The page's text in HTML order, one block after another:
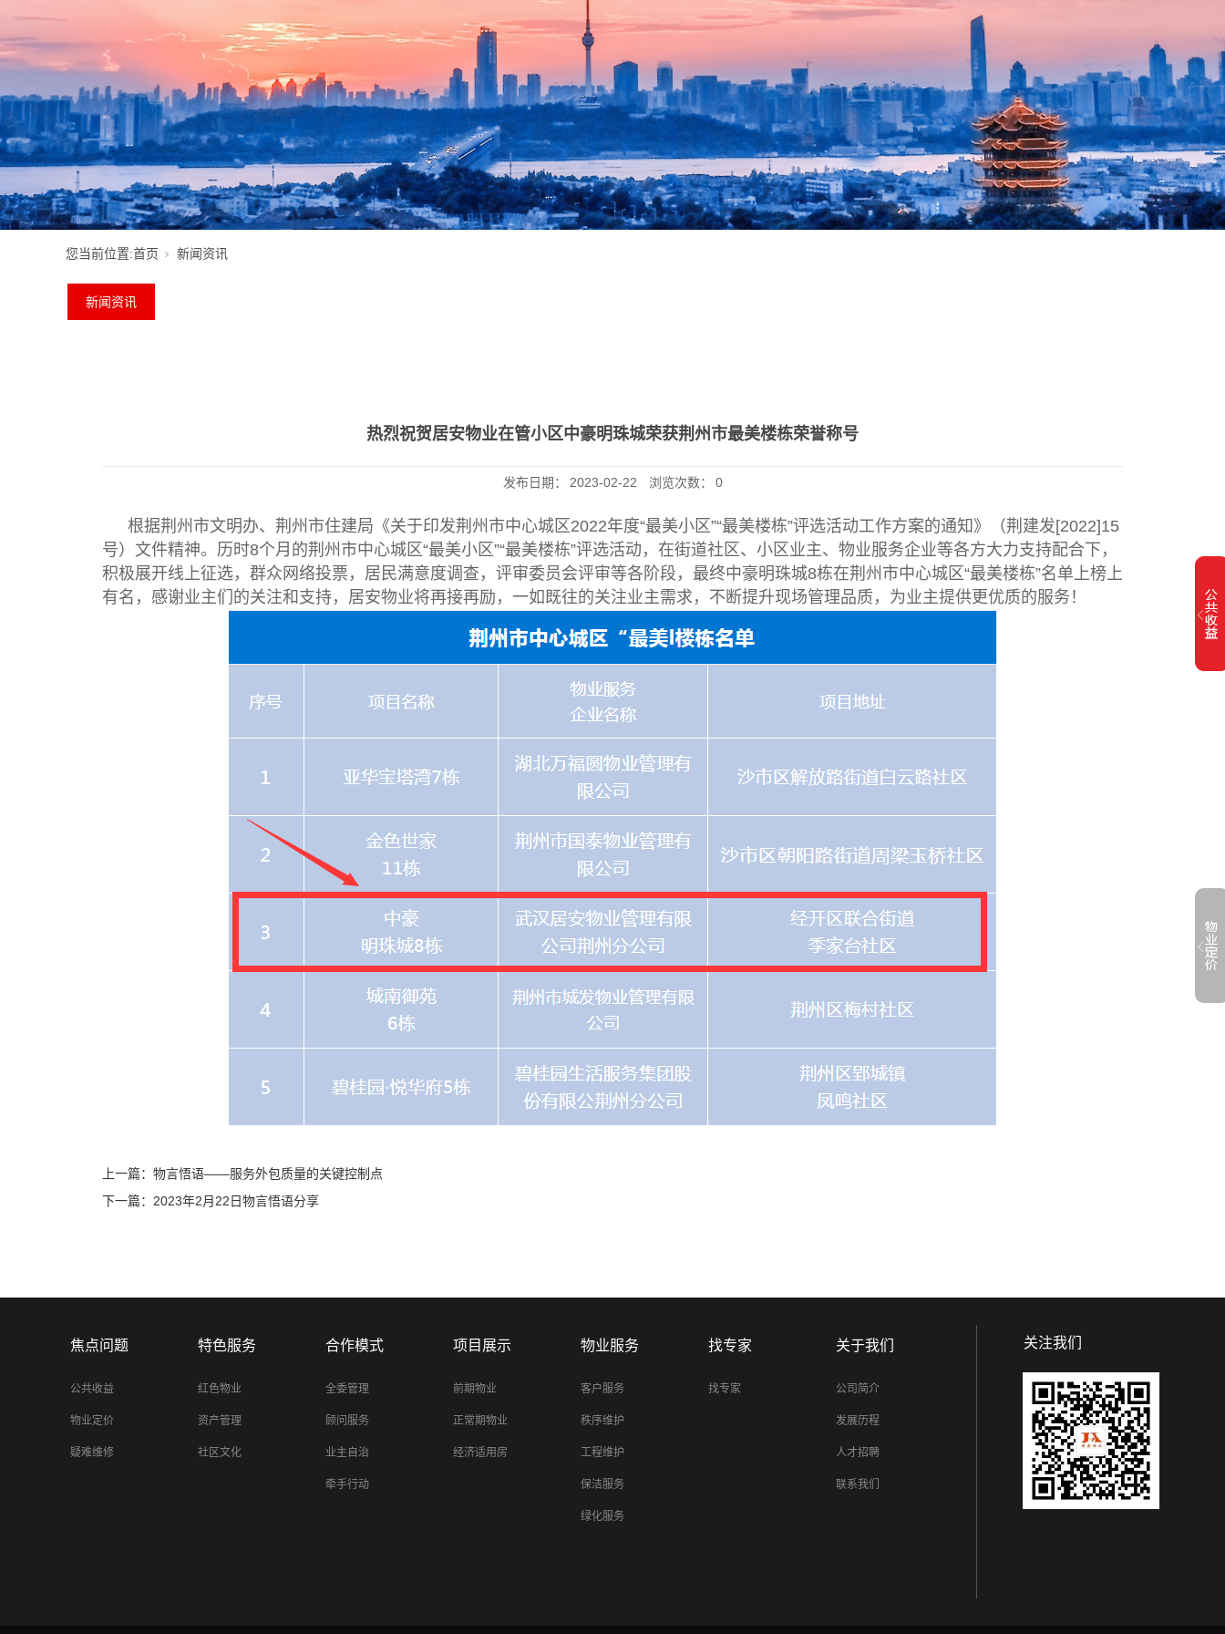
您当前位置:首页 新闻资讯
新闻资讯
热烈祝贺居安物业在管小区中豪明珠城荣获荆州市最美楼栋荣誉称号
发布日期： 2023-02-22 浏览次数： 0
根据荆州市文明办、荆州市住建局《关于印发荆州市中心城区2022年度“最美小区”“最美楼栋”评选活动工作方案的通知》（荆建发[2022]15
号）文件精神。历时8个月的荆州市中心城区“最美小区”“最美楼栋”评选活动，在街道社区、小区业主、物业服务企业等各方大力支持配合下，
积极展开线上征选，群众网络投票，居民满意度调查，评审委员会评审等各阶段，最终中豪明珠城8栋在荆州市中心城区“最美楼栋”名单上榜上
有名，感谢业主们的关注和支持，居安物业将再接再励，一如既往的关注业主需求，不断提升现场管理品质，为业主提供更优质的服务！
上一篇： 物言悟语——服务外包质量的关键控制点
下一篇： 2023年2月22日物言悟语分享
焦点问题
公共收益
物业定价
疑难维修
特色服务
红色物业
资产管理
社区文化
合作模式
全委管理
顾问服务
业主自治
牵手行动
项目展示
前期物业
正常期物业
经济适用房
物业服务
客户服务
秩序维护
工程维护
保洁服务
绿化服务
找专家
找专家
关于我们
公司简介
发展历程
人才招聘
联系我们
关注我们